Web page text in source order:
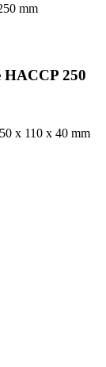
mm
HACCP 250
x 110 x 40 mm